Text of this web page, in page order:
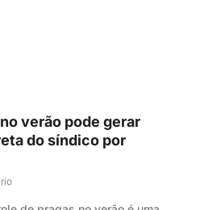
verão pode gerar
do síndico por